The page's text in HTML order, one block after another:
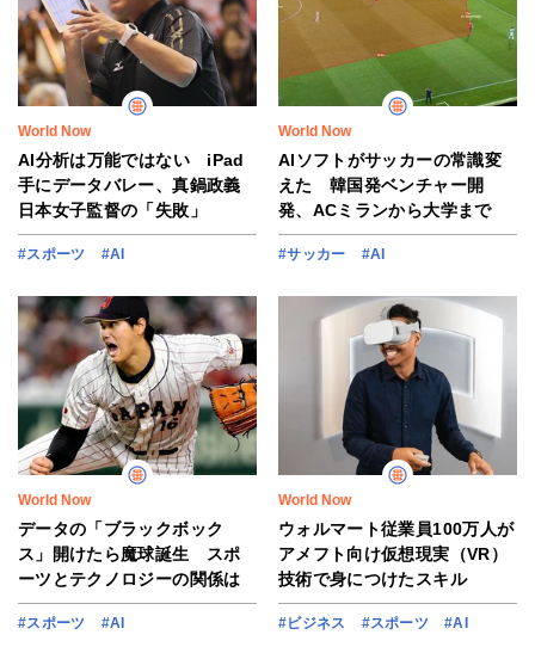
World Now
AI分析は万能ではない iPad
手にデータバレー、真鍋政義
日本女子監督の「失敗」
#スポーツ #AI
World Now
AIソフトがサッカーの常識変
えた 韓国発ベンチャー開
発、ACミランから大学まで
#サッカー #AI
World Now
データの「ブラックボック
ス」開けたら魔球誕生 スポ
ーツとテクノロジーの関係は
#スポーツ #AI
World Now
ウォルマート従業員100万人が
アメフト向け仮想現実（VR）
技術で身につけたスキル
#ビジネス #スポーツ #AI